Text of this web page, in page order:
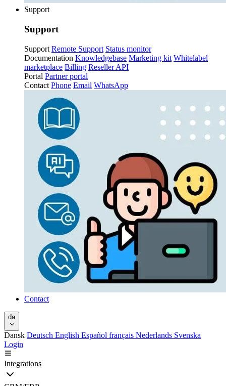
Support
Support
Support Remote Support Status monitor
Documentation Knowledgebase Marketing kit Whitelabel
marketplace Billing Reseller API
Portal Partner portal
Contact Phone Email WhatsApp
Contact
da
Dansk Deutsch English Español français Nederlands Svenska
Login
Integrations